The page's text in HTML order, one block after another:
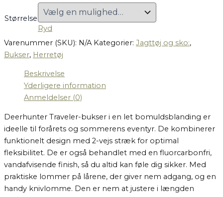
Størrelse
Ryd
Varenummer (SKU): N/A Kategorier: Jagttøj og sko:,
Bukser, Herretøj
Beskrivelse
Yderligere information
Anmeldelser (0)
Deerhunter Traveler-bukser i en let bomuldsblanding er
ideelle til forårets og sommerens eventyr. De kombinerer
funktionelt design med 2-vejs stræk for optimal
fleksibilitet. De er også behandlet med en fluorcarbonfri,
vandafvisende finish, så du altid kan føle dig sikker. Med
praktiske lommer på lårene, der giver nem adgang, og en
handy knivlomme. Den er nem at justere i længden